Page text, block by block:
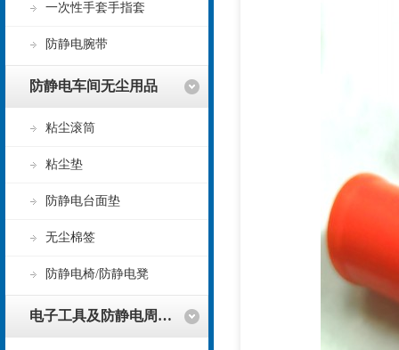
一次性手套手指套
防静电腕带
防静电车间无尘用品
粘尘滚筒
粘尘垫
防静电台面垫
无尘棉签
防静电椅/防静电凳
电子工具及防静电周转用品